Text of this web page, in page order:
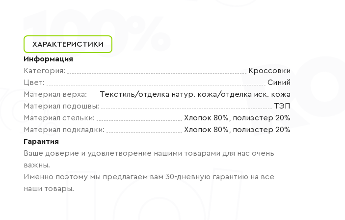
ХАРАКТЕРИСТИКИ
Информация
Категория:
Кроссовки
Цвет:
Синий
Материал верха:
Текстиль/отделка натур. кожа/отделка иск. кожа
Материал подошвы:
ТЭП
Материал стельки:
Хлопок 80%, полиэстер 20%
Материал подкладки:
Хлопок 80%, полиэстер 20%
Гарантия
Ваше доверие и удовлетворение нашими товарами для нас очень
важны.
Именно поэтому мы предлагаем вам 30-дневную гарантию на все
наши товары.